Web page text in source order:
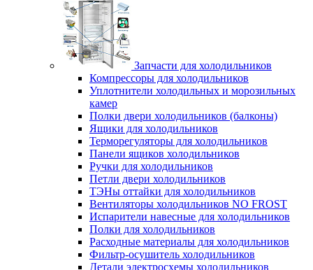
Запчасти для холодильников
Компрессоры для холодильников
Уплотнители холодильных и морозильных
камер
Полки двери холодильников (балконы)
Ящики для холодильников
Терморегуляторы для холодильников
Панели ящиков холодильников
Ручки для холодильников
Петли двери холодильников
ТЭНы оттайки для холодильников
Вентиляторы холодильников NO FROST
Испарители навесные для холодильников
Полки для холодильников
Расходные материалы для холодильников
Фильтр-осушитель холодильников
Детали электросхемы холодильников